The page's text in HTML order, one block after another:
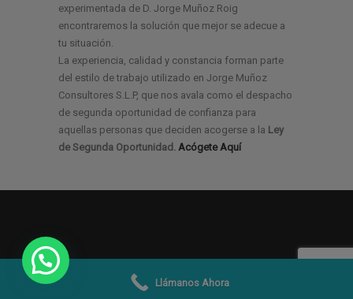
experimentada de D. Jorge Muñoz Roig
encontraremos la solución que mejor se adecue a
tu situación.
La experiencia, calidad y constancia forman parte
del estilo de trabajo utilizado en Jorge Muñoz
Consultores S.L.P, que nos avala como el despacho
de segunda oportunidad de confianza para
aquellas personas que deciden acogerse a la Ley
de Segunda Oportunidad. Acógete Aquí
Llámanos Ahora